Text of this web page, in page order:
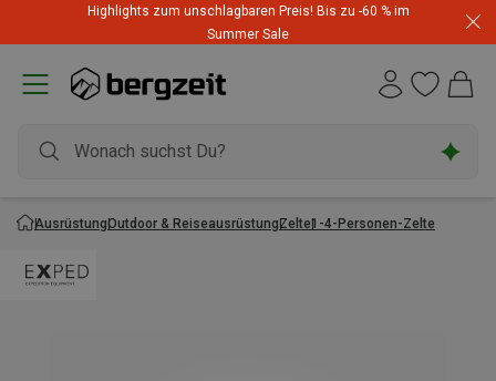
Highlights zum unschlagbaren Preis! Bis zu -60 % im
Summer Sale
AusrüstungOutdoor & ReiseausrüstungZelte1-4-Personen-Zelte